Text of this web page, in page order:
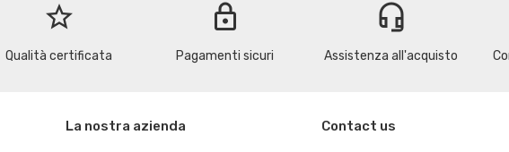
star_border
Qualità certificata
lock
Pagamenti sicuri
headset_mic
Assistenza all'acquisto
La nostra azienda Contact us